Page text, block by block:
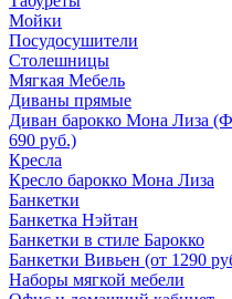
Мойки
Посудосушители
Столешницы
Мягкая Мебель
Диваны прямые
Диван барокко Мона Лиза
690 руб.)
Кресла
Кресло барокко Мона Лиза
Банкетки
Банкетка Нэйтан
Банкетки в стиле Барокко
Банкетки Вивьен (от 1290
Наборы мягкой мебели